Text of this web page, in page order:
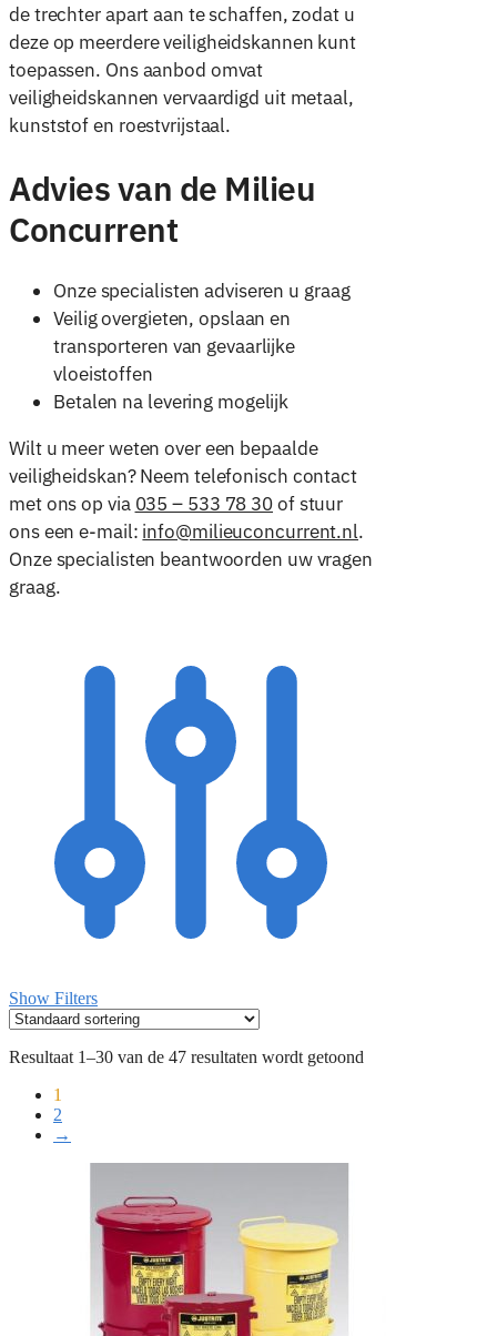
de trechter apart aan te schaffen, zodat u
deze op meerdere veiligheidskannen kunt
toepassen. Ons aanbod omvat
veiligheidskannen vervaardigd uit metaal,
kunststof en roestvrijstaal.
Advies van de Milieu
Concurrent
Onze specialisten adviseren u graag
Veilig overgieten, opslaan en
transporteren van gevaarlijke
vloeistoffen
Betalen na levering mogelijk
Wilt u meer weten over een bepaalde
veiligheidskan? Neem telefonisch contact
met ons op via 035 – 533 78 30of stuur
ons een e-mail: info@milieuconcurrent.nl.
Onze specialisten beantwoorden uw vragen
graag.
Show Filters
Resultaat 1–30 van de 47 resultaten wordt getoond
1
2
→